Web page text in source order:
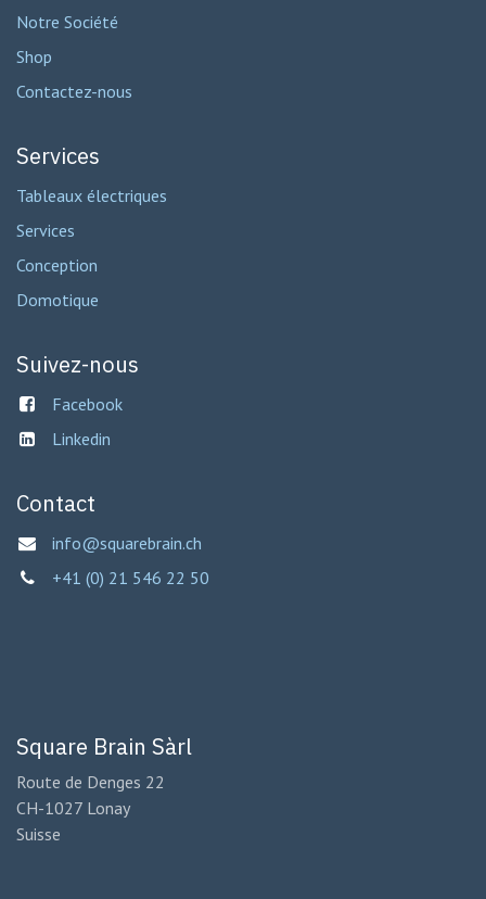
Notre Société
Shop
Contactez-nous
Services
Tableaux électriques
Services
Conception
Domotique
Suivez-nous
Facebook
Linkedin
Contact
info@squarebrain.ch
+41 (0) 21 546 22 50
Square Brain Sàrl
Route de Denges 22
CH-1027 Lonay
Suisse